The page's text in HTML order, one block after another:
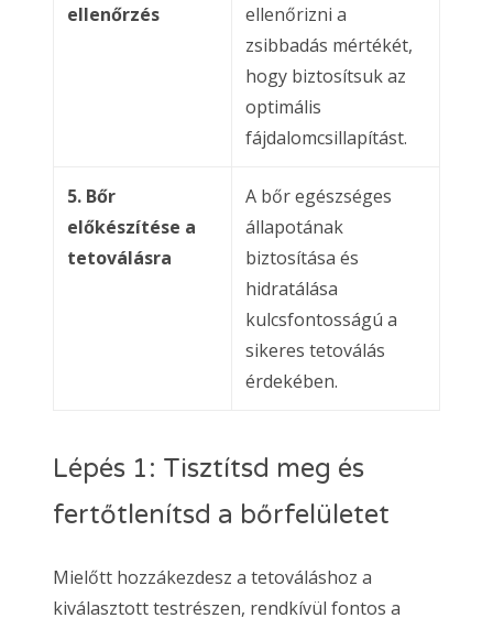
ellenőrzés
ellenőrizni a
zsibbadás mértékét,
hogy biztosítsuk az
optimális
fájdalomcsillapítást.
5. Bőr
előkészítése a
tetoválásra
A bőr egészséges
állapotának
biztosítása és
hidratálása
kulcsfontosságú a
sikeres tetoválás
érdekében.
Lépés 1: Tisztítsd meg és
fertőtlenítsd a bőrfelületet
Mielőtt hozzákezdesz a tetováláshoz a
kiválasztott testrészen, rendkívül fontos a